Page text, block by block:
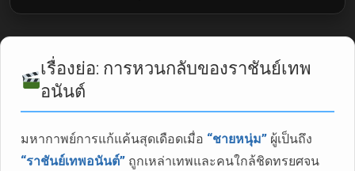
เรื่องย่อ: การหวนกลับของราชันย์เทพ
อนันต์
มหากาพย์การแก้แค้นสุดเดือดเมื่อ “ชายหนุ่ม” ผู้เป็นถึง
“ราชันย์เทพอนันต์” ถูกเหล่าเทพและคนใกล้ชิดทรยศจน